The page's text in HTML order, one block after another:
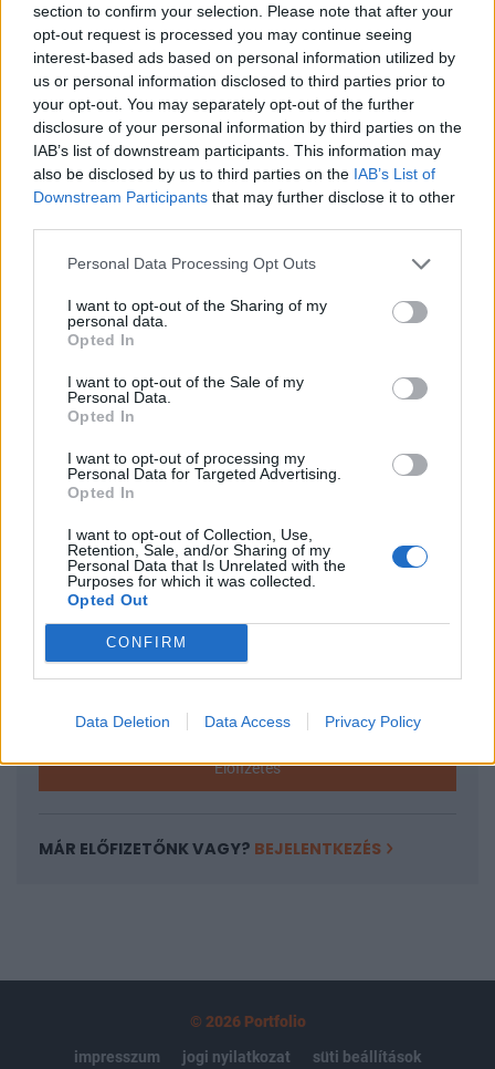
section to confirm your selection. Please note that after your
opt-out request is processed you may continue seeing
interest-based ads based on personal information utilized by
us or personal information disclosed to third parties prior to
your opt-out. You may separately opt-out of the further
disclosure of your personal information by third parties on the
IAB’s list of downstream participants. This information may
also be disclosed by us to third parties on the IAB’s List of
Downstream Participants that may further disclose it to other
Personal Data Processing Opt Outs
I want to opt-out of the Sharing of my
personal data.
Opted In
I want to opt-out of the Sale of my
Personal Data.
Opted In
I want to opt-out of processing my
Personal Data for Targeted Advertising.
Opted In
I want to opt-out of Collection, Use,
Retention, Sale, and/or Sharing of my
Personal Data that Is Unrelated with the
Purposes for which it was collected.
Opted Out
CONFIRM
Data Deletion Data Access Privacy Policy
Portfolio
2014. október 01. 09:06
A kínai jegybank könnyíteni kívánja a
jelzáloghitelezési szabályokat, miután az
ingatlanárak csökkenése komoly veszéllyel
fenyegetheti a gazdasági növekedést.
A kínai központi bank terve szerint a második
lakásvásárlást tervező ügyfeleknek is alacsonyabb önerőt
első jelzáloghitelüket. Az alacsonyabb önerő és
hitelkamatok korábban csak az első lakást vásárló
jegybank a harmadik lakásvásárlásra adható
jelzáloghitelekre...
KEDVES OLVASÓNK!
A keresett cikk a portfolio.hu hírarchívumához
tartozik, melynek olvasása előfizetéses
regisztrációhoz kötött.
Az előfizetés a következőket tartalmazza:
Portfolio.hu teljes cikkarchívum
Kötéslisták: BÉT elmúlt 2 év napon belüli
kötéslistái
Előfizetés
MÁR ELŐFIZETŐNK VAGY? BEJELENTKEZÉS
© 2026 Portfolio
impresszum
jogi nyilatkozat süti beállítások